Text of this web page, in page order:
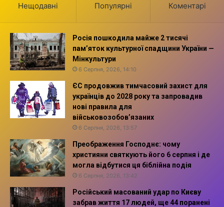
Нещодавні Популярні Коментарі
Росія пошкодила майже 2 тисячі
пам’яток культурної спадщини України —
Мінкультури
6 Серпня, 2026, 14:10
ЄС продовжив тимчасовий захист для
українців до 2028 року та запровадив
нові правила для
військовозобов’язаних
6 Серпня, 2026, 13:57
Преображення Господнє: чому
християни святкують його 6 серпня і де
могла відбутися ця біблійна подія
6 Серпня, 2026, 13:42
Російський масований удар по Києву
забрав життя 17 людей, ще 44 поранені